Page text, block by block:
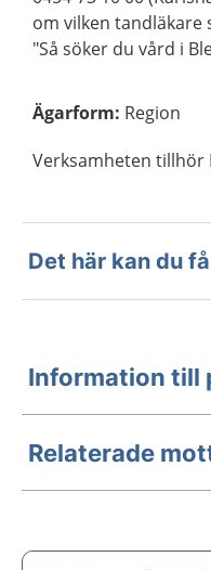
om vilken tandläkare
"Så söker du vård i
Ägarform: Region
Verksamheten tillhör
Det här kan du
Information till
Relaterade